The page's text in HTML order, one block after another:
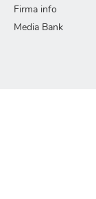
Firma info
Media Bank